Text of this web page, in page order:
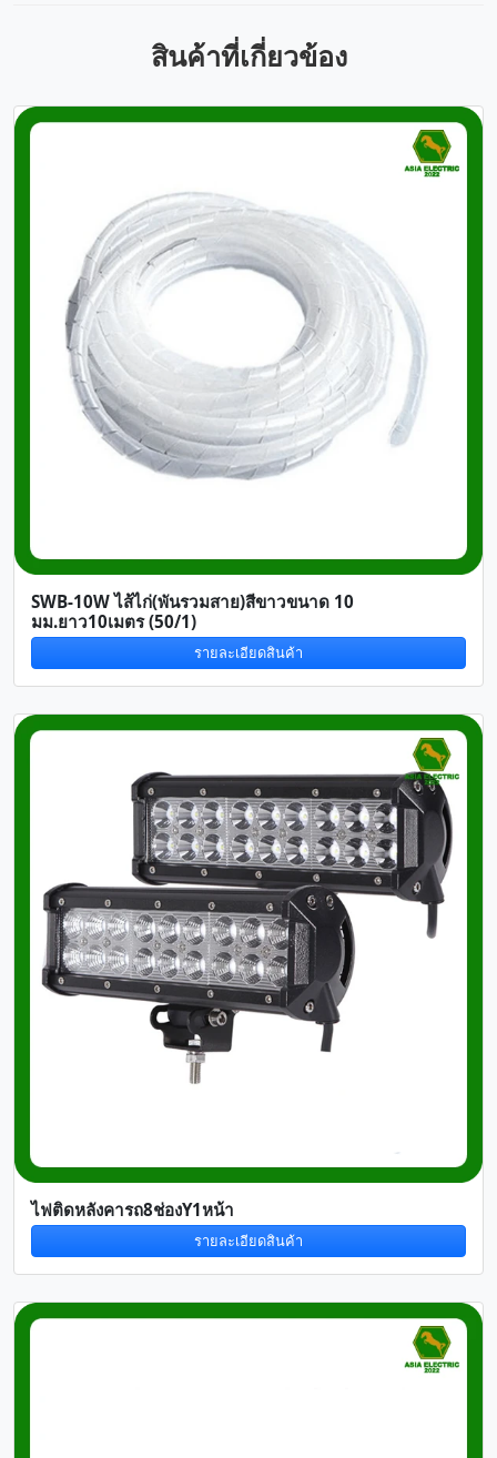
สินค้าที่เกี่ยวข้อง
SWB-10W ไส้ไก่(พันรวมสาย)สีขาวขนาด 10
มม.ยาว10เมตร (50/1)
รายละเอียดสินค้า
ไฟติดหลังคารถ8ช่องY1หน้า
รายละเอียดสินค้า